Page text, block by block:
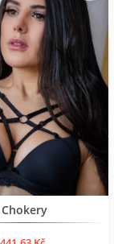
Нов продукт
Chokery